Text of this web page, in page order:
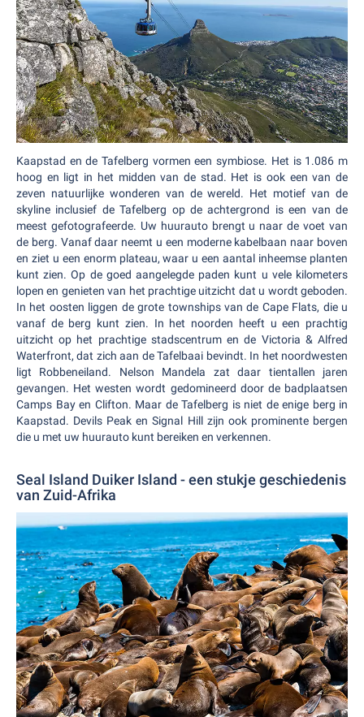
Kaapstad en de Tafelberg vormen een symbiose. Het is 1.086 m
hoog en ligt in het midden van de stad. Het is ook een van de
zeven natuurlijke wonderen van de wereld. Het motief van de
skyline inclusief de Tafelberg op de achtergrond is een van de
meest gefotografeerde. Uw huurauto brengt u naar de voet van
de berg. Vanaf daar neemt u een moderne kabelbaan naar boven
en ziet u een enorm plateau, waar u een aantal inheemse planten
kunt zien. Op de goed aangelegde paden kunt u vele kilometers
lopen en genieten van het prachtige uitzicht dat u wordt geboden.
In het oosten liggen de grote townships van de Cape Flats, die u
vanaf de berg kunt zien. In het noorden heeft u een prachtig
uitzicht op het prachtige stadscentrum en de Victoria & Alfred
Waterfront, dat zich aan de Tafelbaai bevindt. In het noordwesten
ligt Robbeneiland. Nelson Mandela zat daar tientallen jaren
gevangen. Het westen wordt gedomineerd door de badplaatsen
Camps Bay en Clifton. Maar de Tafelberg is niet de enige berg in
Kaapstad. Devils Peak en Signal Hill zijn ook prominente bergen
die u met uw huurauto kunt bereiken en verkennen.
Seal Island Duiker Island - een stukje geschiedenis
van Zuid-Afrika